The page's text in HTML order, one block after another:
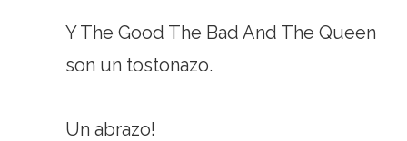
Y The Good The Bad And The Queen
son un tostonazo.
Un abrazo!